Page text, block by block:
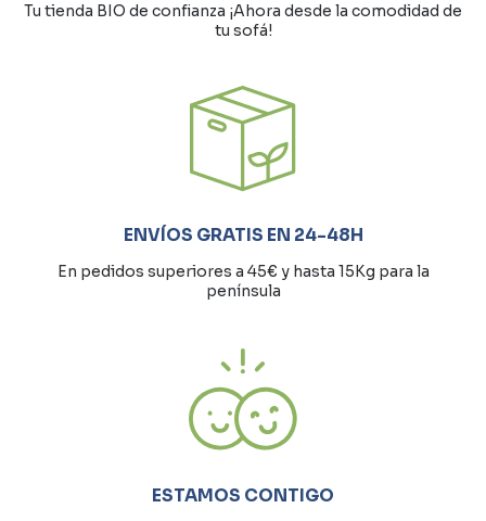
Tu tienda BIO de confianza ¡Ahora desde la comodidad de
tu sofá!
ENVÍOS GRATIS EN 24-48H
En pedidos superiores a 45€ y hasta 15Kg para la
península
ESTAMOS CONTIGO